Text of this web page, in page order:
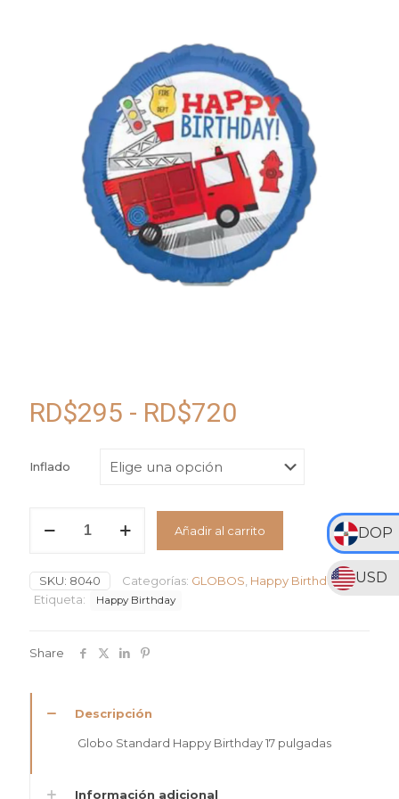
DOP
USD
RD$295 - RD$720
precios:
RD$295
hasta
RD$720
Inflado
Standard
#17
cantidad
Añadir al carrito
SKU: 8040 Categorías: GLOBOS, Happy Birthday
Etiqueta:
Happy Birthday
Share
Descripción
Globo Standard Happy Birthday 17 pulgadas
Información adicional